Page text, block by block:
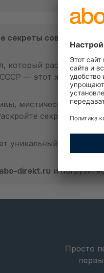
советской
который раскрывает
— этот журнал
мистическую
секретные
уникальный взгляд
abo-direkt.ru и
Просто